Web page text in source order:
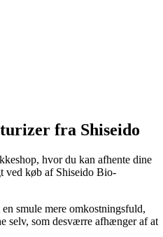
fra Shiseido
hvor du kan afhente dine
ved køb af Shiseido Bio-
smule mere omkostningsfuld,
selv, som desværre afhænger af at